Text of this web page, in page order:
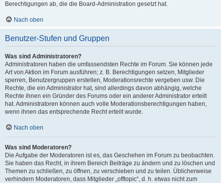
Berechtigungen ab, die die Board-Administration gesetzt hat.
Nach oben
Benutzer-Stufen und Gruppen
Was sind Administratoren?
Administratoren haben die umfassendsten Rechte im Forum. Sie können jede
Art von Aktion im Forum ausführen; z. B. Berechtigungen setzen, Mitglieder
sperren, Benutzergruppen erstellen, Moderationsrechte vergeben usw. Die
Rechte, die ein Administrator hat, sind allerdings davon abhängig, welche
Rechte ihnen ein Gründer des Forums oder ein anderer Administrator erteilt
hat. Administratoren können auch volle Moderationsberechtigungen haben,
wenn ihnen das entsprechende Recht erteilt wurde.
Nach oben
Was sind Moderatoren?
Die Aufgabe der Moderatoren ist es, das Geschehen im Forum zu beobachten.
Sie haben das Recht, in ihrem Bereich Beiträge zu ändern und zu löschen und
Themen zu schließen, zu öffnen, zu verschieben und zu teilen. Üblicherweise
verhindern Moderatoren, dass Mitglieder „offtopic“, d. h. etwas nicht zum